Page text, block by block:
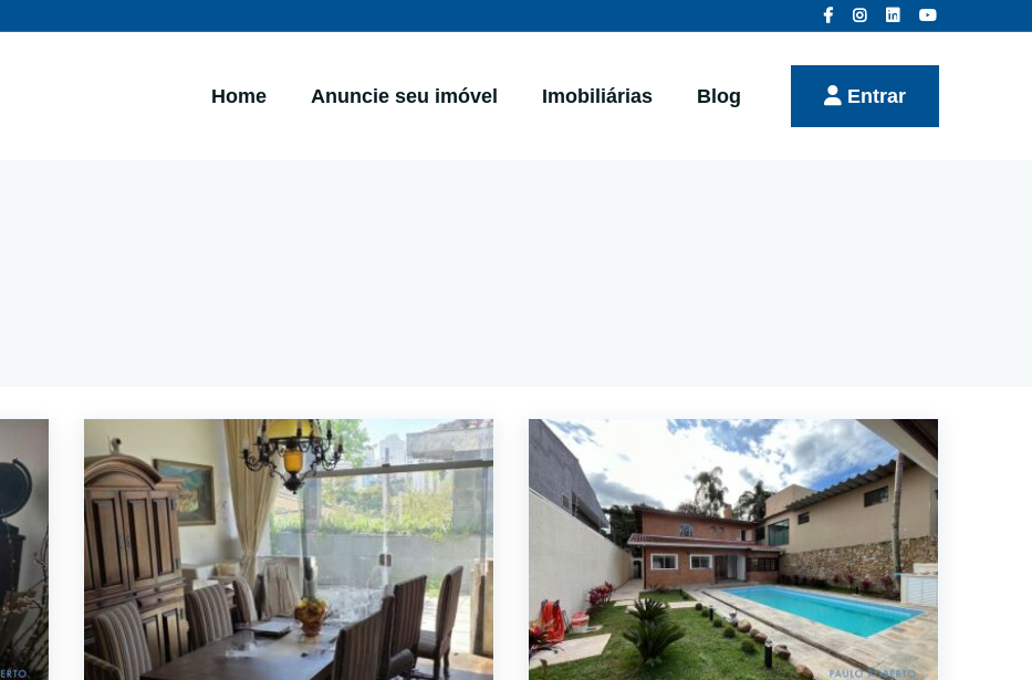
Home Anuncie seu imóvel Imobiliárias Blog Entrar